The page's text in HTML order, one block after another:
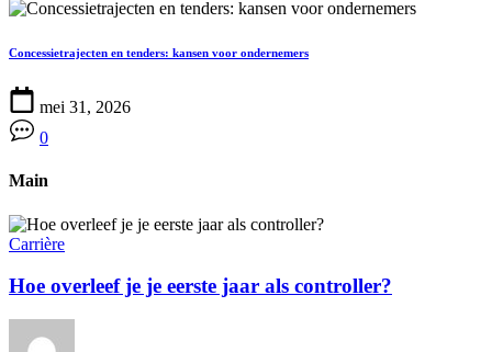
Concessietrajecten en tenders: kansen voor ondernemers
mei 31, 2026
0
Main
Carrière
Hoe overleef je je eerste jaar als controller?